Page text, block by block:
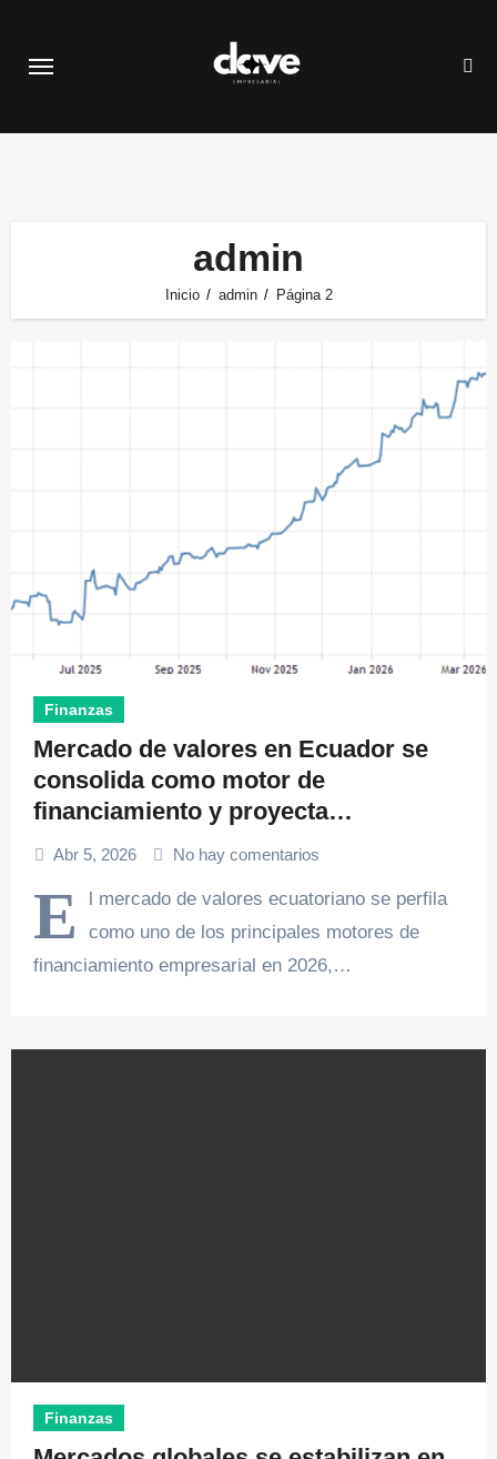
contenido
admin
Inicio admin Página 2
Finanzas
Mercado de valores en Ecuador se
consolida como motor de
financiamiento y proyecta
crecimiento sostenido en 2026
Abr 5, 2026 No hay comentarios
E
l mercado de valores ecuatoriano se perfila
como uno de los principales motores de
financiamiento empresarial en 2026,…
Finanzas